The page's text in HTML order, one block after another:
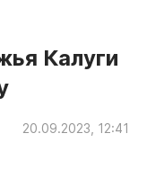
Калуги
20.09.2023, 12:41